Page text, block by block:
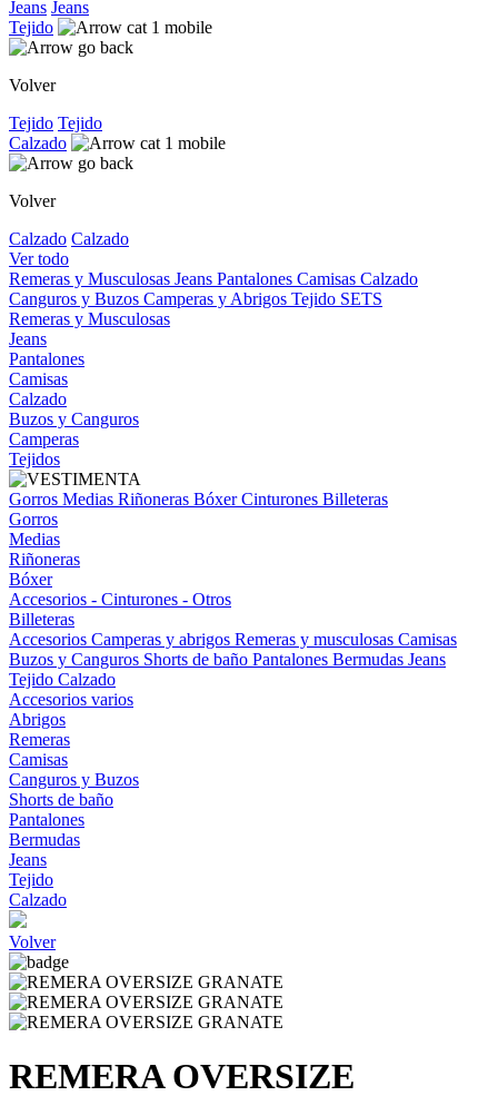
Jeans Jeans
Tejido
Volver
Tejido Tejido
Calzado
Volver
Calzado Calzado
Ver todo
Remeras y Musculosas Jeans Pantalones Camisas Calzado
Canguros y Buzos Camperas y Abrigos Tejido SETS
Remeras y Musculosas
Jeans
Pantalones
Camisas
Calzado
Buzos y Canguros
Camperas
Tejidos
Gorros Medias Riñoneras BóxerCinturones Billeteras
Gorros
Medias
Riñoneras
Bóxer
Accesorios - Cinturones - Otros
Billeteras
Accesorios Camperas y abrigos Remeras y musculosas Camisas
Buzos y Canguros Shorts de baño Pantalones Bermudas Jeans
Tejido Calzado
Accesorios varios
Abrigos
Remeras
Camisas
Canguros y Buzos
Shorts de baño
Pantalones
Bermudas
Jeans
Tejido
Calzado
Volver
REMERA OVERSIZE